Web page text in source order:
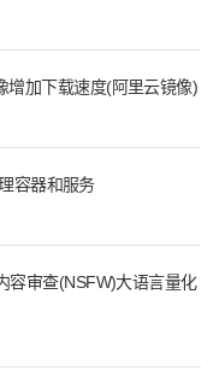
增加下载速度(阿里云镜像)
容器和服务
容审查(NSFW)大语言量化